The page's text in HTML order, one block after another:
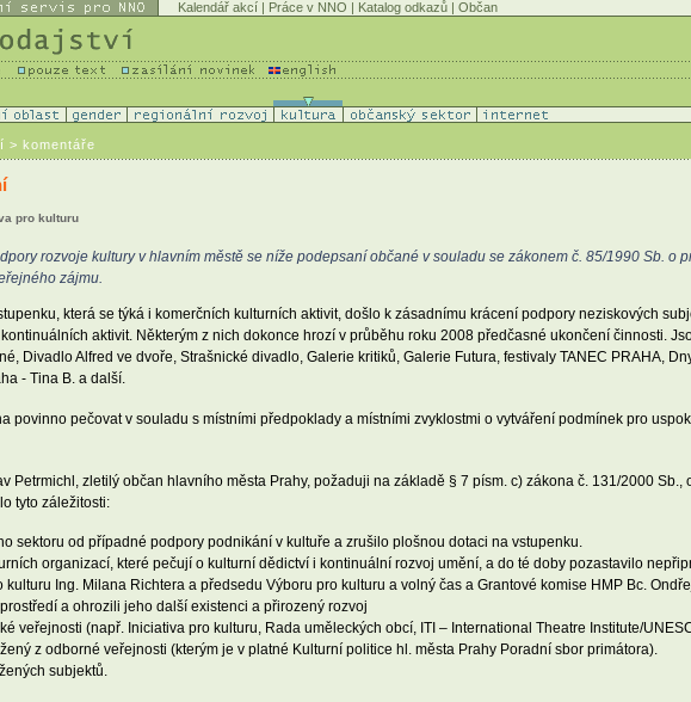
Kalendář akcí | Práce v NNO | Katalog odkazů | Občan
> komentáře
pro kulturu
rozvoje kultury v hlavním městě se níže podepsaní občané v souladu se zákonem č. 85/1990 Sb. o
zájmu.
která se týká i komerčních kulturních aktivit, došlo k zásadnímu krácení podpory neziskových
aktivit. Některým z nich dokonce hrozí v průběhu roku 2008 předčasné ukončení činnosti.
Divadlo Alfred ve dvoře, Strašnické divadlo, Galerie kritiků, Galerie Futura, festivaly TANEC PRAHA,
- Tina B. a další.
povinno pečovat v souladu s místními předpoklady a místními zvyklostmi o vytváření podmínek pro
Petrmichl, zletilý občan hlavního města Prahy, požaduji na základě § 7 písm. c) zákona č. 131/2000
tyto záležitosti:
sektoru od případné podpory podnikání v kultuře a zrušilo plošnou dotaci na vstupenku.
organizací, které pečují o kulturní dědictví i kontinuální rozvoj umění, a do té doby pozastavilo
Ing. Milana Richtera a předsedu Výboru pro kulturu a volný čas a Grantové komise HMP Bc.
a ohrozili jeho další existenci a přirozený rozvoj
veřejnosti (např. Iniciativa pro kulturu, Rada uměleckých obcí, ITI – International Theatre Institute/
z odborné veřejnosti (kterým je v platné Kulturní politice hl. města Prahy Poradní sbor primátora).
subjektů.